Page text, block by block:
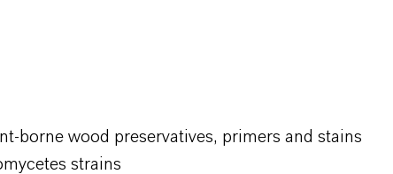
borne wood preservatives, primers and stains
strains